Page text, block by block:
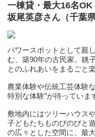
一棟貸・最大16名OK
坂尾英彦さん（千葉県
パワースポットとして親
む、築90年の古民家。銚
とのふれあいをまるごと
農業体験や伝統工芸体験
特別な体験”が待っていま
敷地内にはツリーハウス
子どもたちものびのびと
の広々とした空間に、最